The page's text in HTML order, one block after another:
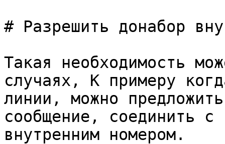
# Разрешить донабор
Такая необходимость
случаях, К примеру
линии, можно
сообщение, соединить с
внутренним номером.